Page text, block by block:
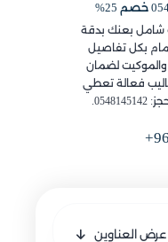
شامل بعنك بدقة
بكل تفاصيل
والموكيت لضمان
فعالة تعطي
عرض العناوين